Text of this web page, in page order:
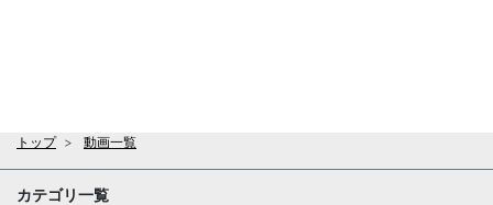
トップ 動画一覧
カテゴリ一覧